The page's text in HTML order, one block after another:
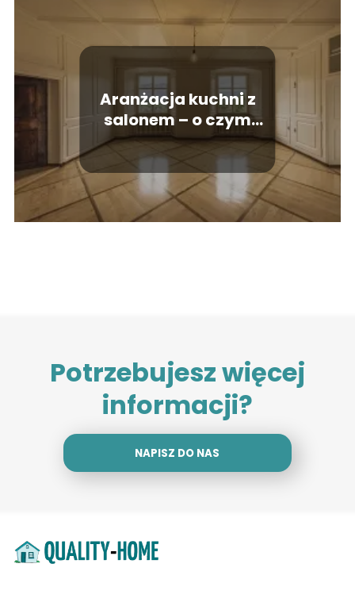
Aranżacja kuchni z
salonem – o czym
trzeba pamiętać?
Potrzebujesz więcej
informacji?
NAPISZ DO NAS